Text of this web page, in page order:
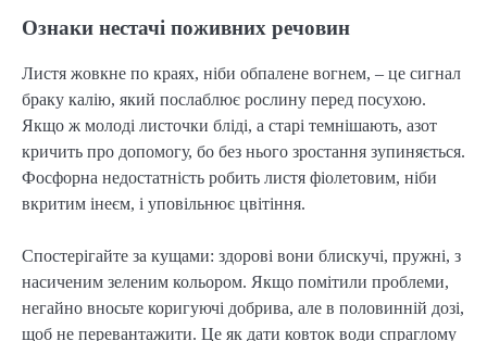
Ознаки нестачі поживних речовин
Листя жовкне по краях, ніби обпалене вогнем, – це сигнал
браку калію, який послаблює рослину перед посухою.
Якщо ж молоді листочки бліді, а старі темнішають, азот
кричить про допомогу, бо без нього зростання зупиняється.
Фосфорна недостатність робить листя фіолетовим, ніби
вкритим інеєм, і уповільнює цвітіння.
Спостерігайте за кущами: здорові вони блискучі, пружні, з
насиченим зеленим кольором. Якщо помітили проблеми,
негайно вносьте коригуючі добрива, але в половинній дозі,
щоб не перевантажити. Це як дати ковток води спраглому